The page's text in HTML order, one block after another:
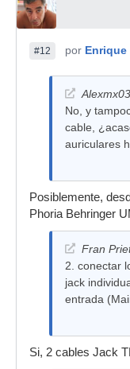
#12 por Enrique
No, y
cable,
auriculares
Posiblemente,
Phoria Behringer
Fran
2. conectar
jack
entrada
Si, 2 cables Jack